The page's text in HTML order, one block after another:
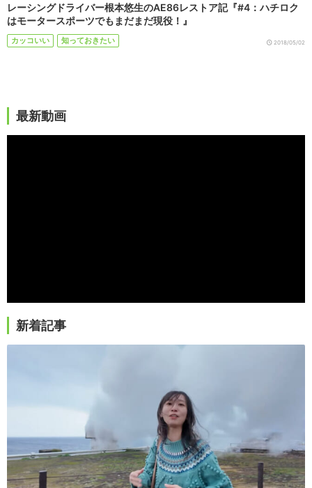
レーシングドライバー根本悠生のAE86レストア記『#4：ハチロク
はモータースポーツでもまだまだ現役！』
カッコいい 知っておきたい 2018/05/02
最新動画
新着記事